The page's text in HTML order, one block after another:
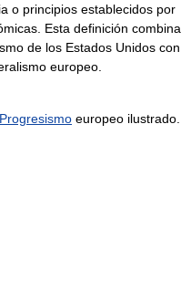
o principios establecidos por
Esta definición combina
de los Estados Unidos con
europeo.
Progresismo europeo ilustrado.